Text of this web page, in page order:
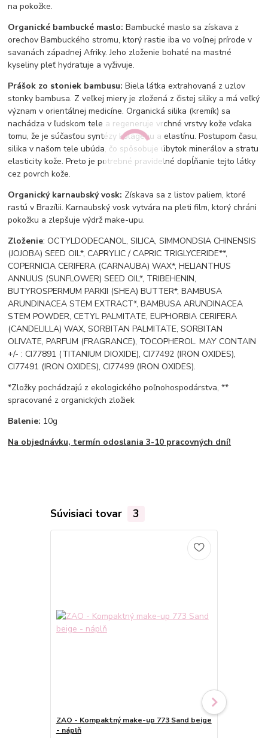
na pokožke.
Organické bambucké maslo:Bambucké maslo sa získava z
orechov Bambuckého stromu, ktorý rastie iba vo voľnej prírode v
savanách západnej Afriky. Jeho zloženie bohaté na mastné
kyseliny pleť hydratuje a vyživuje.
Prášok zo stoniek bambusu:Biela látka extrahovaná z uzlov
stonky bambusa. Z veľkej miery je zložená z čistej siliky a má veľký
význam v orientálnej medicíne. Organická silika (kremík) sa
nachádza v ľudskom tele a regeneruje vrchné vrstvy kože vďaka
tomu, že je súčasťou syntézy kolagénu a elastínu. Postupom času,
silika v našom tele ubúda, čo spôsobuje úbytok minerálov a stratu
elasticity kože. Preto je potrebné pravidelné dopĺňanie tejto látky
cez povrch kože.
Organický karnaubský vosk: Získava sa z listov paliem, ktoré
rastú v Brazílii. Karnaubský vosk vytvára na pleti film, ktorý chráni
pokožku a zlepšuje výdrž make-upu.
Zloženie: OCTYLDODECANOL, SILICA, SIMMONDSIA CHINENSIS
(JOJOBA) SEED OIL*, CAPRYLIC / CAPRIC TRIGLYCERIDE**,
COPERNICIA CERIFERA (CARNAUBA) WAX*, HELIANTHUS
ANNUUS (SUNFLOWER) SEED OIL*, TRIBEHENIN,
BUTYROSPERMUM PARKII (SHEA) BUTTER*, BAMBUSA
ARUNDINACEA STEM EXTRACT*, BAMBUSA ARUNDINACEA
STEM POWDER, CETYL PALMITATE, EUPHORBIA CERIFERA
(CANDELILLA) WAX, SORBITAN PALMITATE, SORBITAN
OLIVATE, PARFUM (FRAGRANCE), TOCOPHEROL. MAY CONTAIN
+/- : CI77891 (TITANIUM DIOXIDE), CI77492 (IRON OXIDES),
CI77491 (IRON OXIDES), CI77499 (IRON OXIDES).
*Zložky pochádzajú z ekologického poľnohospodárstva, **
spracované z organických zložiek
Balenie: 10g
Na objednávku, termín odoslania 3-10 pracovných dní!
Súvisiaci tovar 3
ZAO - Kompaktný make-up 773 Sand beige
- náplň